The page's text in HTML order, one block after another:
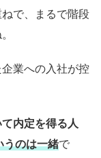
で、まるで階段
業への入社が控
内定を得る人
うのは一緒で